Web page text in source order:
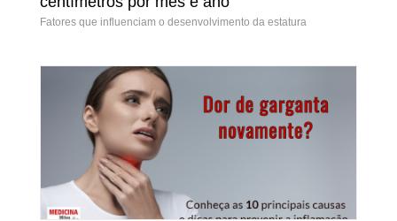
por mês e ano
Fatores que influenciam o desenvolvimento da estatura